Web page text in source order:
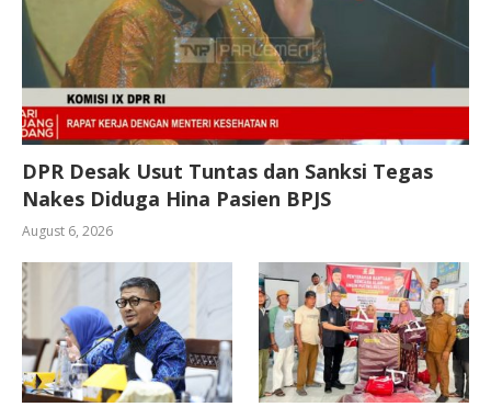
DPR Desak Usut Tuntas dan Sanksi Tegas
Nakes Diduga Hina Pasien BPJS
August 6, 2026